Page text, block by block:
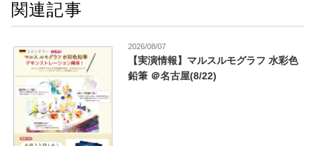
関連記事
2026/08/07
【実演情報】マルスルモグラフ 水彩色
鉛筆 ＠名古屋(8/22)